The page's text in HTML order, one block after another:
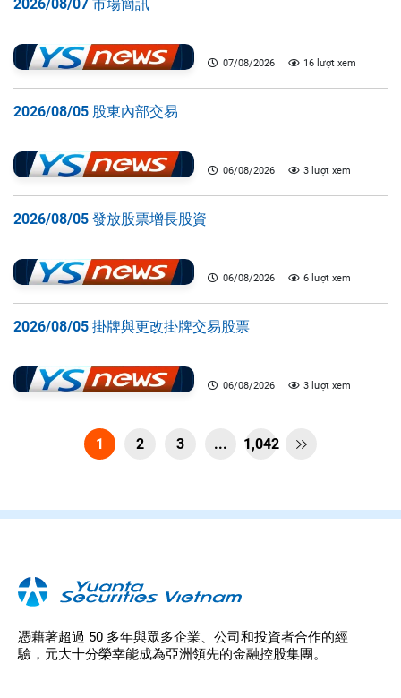
2026/08/07 市場簡訊
07/08/2026 16 lượt xem
2026/08/05 股東內部交易
06/08/2026 3 lượt xem
2026/08/05 發放股票增長股資
06/08/2026 6 lượt xem
2026/08/05 掛牌與更改掛牌交易股票
06/08/2026 3 lượt xem
1 2 3 ... 1,042 
憑藉著超過 50 多年與眾多企業、公司和投資者合作的經
驗，元大十分榮幸能成為亞洲領先的金融控股集團。